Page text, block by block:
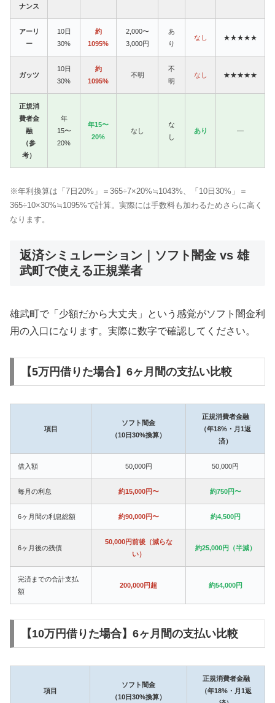
ナンス
アーリ
ー
10日
30%
約
1095%
2,000〜
3,000円
あ
り
なし ★★★★★
ガッツ
10日
30%
約
1095%
不明
不
明
なし ★★★★★
正規消
費者金
融
（参
考）
年
15〜
20%
年15〜
20%
なし
な
し
あり —
※年利換算は「7日20%」＝365÷7×20%≒1043%、「10日30%」＝
365÷10×30%≒1095%で計算。実際には手数料も加わるためさらに高く
なります。
返済シミュレーション｜ソフト闇金 vs 雄
武町で使える正規業者
雄武町で「少額だから大丈夫」という感覚がソフト闇金利
用の入口になります。実際に数字で確認してください。
【5万円借りた場合】6ヶ月間の支払い比較
項目
ソフト闇金
（10日30%換算）
正規消費者金融
（年18%・月1返
済）
借入額 50,000円 50,000円
毎月の利息 約15,000円〜 約750円〜
6ヶ月間の利息総額 約90,000円〜 約4,500円
6ヶ月後の残債
50,000円前後（減らな
い）
約25,000円（半減）
完済までの合計支払
額
200,000円超 約54,000円
【10万円借りた場合】6ヶ月間の支払い比較
項目
ソフト闇金
（10日30%換算）
正規消費者金融
（年18%・月1返